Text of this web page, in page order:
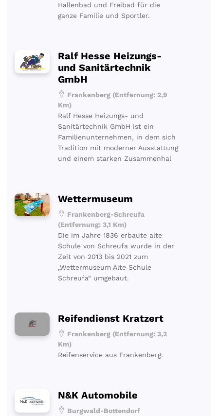
Hallenbad und Freibad für die
ganze Familie und Sportler.
Ralf Hesse Heizungs-
und Sanitärtechnik
GmbH
Frankenberg (Entfernung: 2,9
Km)
Ralf Hesse Heizungs- und
Sanitärtechnik GmbH ist ein
Familienunternehmen, in dem sich
Tradition mit moderner Ausstattung
und einem starken Zusammenhal
Wettermuseum
Frankenberg-Schreufa
(Entfernung: 3,1 Km)
Die im Jahre 1836 erbaute alte
Schule von Schreufa wurde in der
Zeit von 2013 bis 2021 zum
„Wettermuseum Alte Schule
Schreufa“ umgebaut.
Reifendienst Kratzert
Frankenberg (Entfernung: 3,2
Km)
Reifenservice aus Frankenberg.
N&K Automobile
Burgwald-Bottendorf